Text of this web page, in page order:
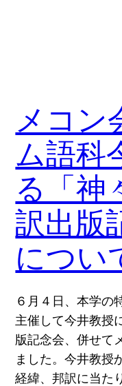
メコン
ム語科
る「神
訳出版
につい
６月４日、本学の
主催して今井教授
版記念会、併せて
ました。今井教授
経緯、邦訳に当た